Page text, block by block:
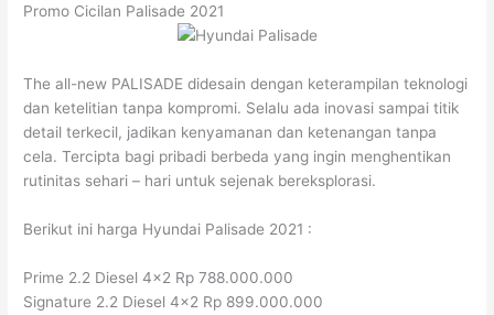
Promo Cicilan Palisade 2021
The all-new PALISADE didesain dengan keterampilan teknologi
dan ketelitian tanpa kompromi. Selalu ada inovasi sampai titik
detail terkecil, jadikan kenyamanan dan ketenangan tanpa
cela. Tercipta bagi pribadi berbeda yang ingin menghentikan
rutinitas sehari – hari untuk sejenak bereksplorasi.
Berikut ini harga Hyundai Palisade 2021 :
Prime 2.2 Diesel 4×2 Rp 788.000.000
Signature 2.2 Diesel 4×2 Rp 899.000.000